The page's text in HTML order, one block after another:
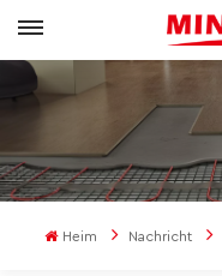
Heim Nachricht